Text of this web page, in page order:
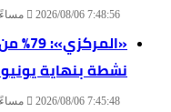
2026/08/06 7:48:56 مساءً
نشطة بنهاية يونيو
2026/08/06 7:45:48 مساءً